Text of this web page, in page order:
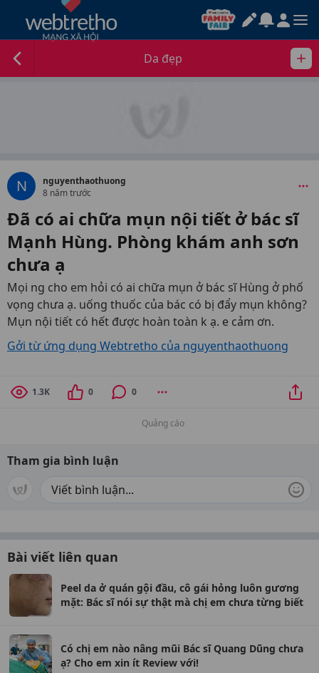
Da đẹp
N
nguyenthaothuong
8 năm trước
Đã có ai chữa mụn nội tiết ở bác sĩ
Mạnh Hùng. Phòng khám anh sơn
chưa ạ
Mọi ng cho em hỏi có ai chữa mụn ở bác sĩ Hùng ở phố
vọng chưa ạ. uống thuốc của bác có bị đẩy mụn không?
Mụn nội tiết có hết được hoàn toàn k ạ. e cảm ơn.
Gởi từ ứng dụng Webtretho của nguyenthaothuong
1.3K 0 0
Quảng cáo
Tham gia bình luận
Bài viết liên quan
Peel da ở quán gội đầu, cô gái hỏng luôn gương
mặt: Bác sĩ nói sự thật mà chị em chưa từng biết
Có chị em nào nâng mũi Bác sĩ Quang Dũng chưa
ạ? Cho em xin ít Review với!